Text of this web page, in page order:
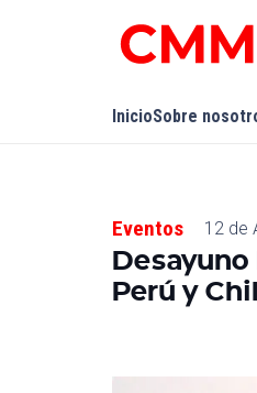
InicioSobre
Eventos 12 de
Perú y